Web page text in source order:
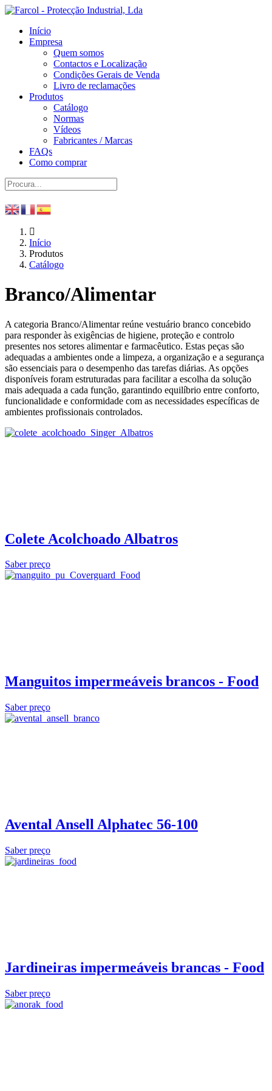
Início
Empresa
Quem somos
Contactos e Localização
Condições Gerais de Venda
Livro de reclamações
Produtos
Catálogo
Normas
Vídeos
Fabricantes / Marcas
FAQs
Como comprar
Início
Produtos
Catálogo
Branco/Alimentar
A categoria Branco/Alimentar reúne vestuário branco concebido
para responder às exigências de higiene, proteção e controlo
presentes nos setores alimentar e farmacêutico. Estas peças são
adequadas a ambientes onde a limpeza, a organização e a segurança
são essenciais para o desempenho das tarefas diárias. As opções
disponíveis foram estruturadas para facilitar a escolha da solução
mais adequada a cada função, garantindo equilíbrio entre conforto,
funcionalidade e conformidade com as necessidades específicas de
ambientes profissionais controlados.
Colete Acolchoado Albatros
Saber preço
Manguitos impermeáveis brancos - Food
Saber preço
Avental Ansell Alphatec 56-100
Saber preço
Jardineiras impermeáveis brancas - Food
Saber preço